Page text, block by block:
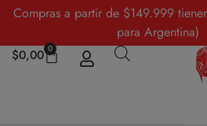
Compras a partir de $149.999
para Argentina)
$0,00 0